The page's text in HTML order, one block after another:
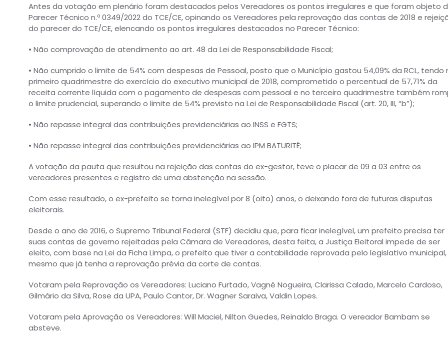
Antes da votação em plenário foram destacados pelos Vereadores os pontos irregulares e que foram objeto
Parecer Técnico n.º 0349/2022 do TCE/CE, opinando os Vereadores pela reprovação das contas de 2018 e
do parecer do TCE/CE, elencando os pontos irregulares destacados no Parecer Técnico:
• Não comprovação de atendimento ao art. 48 da Lei de Responsabilidade Fiscal;
• Não cumprido o limite de 54% com despesas de Pessoal, posto que o Município gastou 54,09% da RCL, tendo
primeiro quadrimestre do exercício do executivo municipal de 2018, comprometido o percentual de 57,71% da
receita corrente líquida com o pagamento de despesas com pessoal e no terceiro quadrimestre também
o limite prudencial, superando o limite de 54% previsto na Lei de Responsabilidade Fiscal (art. 20, III, “b”);
• Não repasse integral das contribuições previdenciárias ao INSS e FGTS;
• Não repasse integral das contribuições previdenciárias ao IPM BATURITÉ;
A votação da pauta que resultou na rejeição das contas do ex-gestor, teve o placar de 09 a 03 entre os
vereadores presentes e registro de uma abstenção na sessão.
Com esse resultado, o ex-prefeito se torna inelegível por 8 (oito) anos, o deixando fora de futuras disputas
eleitorais.
Desde o ano de 2016, o Supremo Tribunal Federal (STF) decidiu que, para ficar inelegível, um prefeito precisa ter
suas contas de governo rejeitadas pela Câmara de Vereadores, desta feita, a Justiça Eleitoral impede de ser
eleito, com base na Lei da Ficha Limpa, o prefeito que tiver a contabilidade reprovada pelo legislativo municipal,
mesmo que já tenha a reprovação prévia da corte de contas.
Votaram pela Reprovação os Vereadores: Luciano Furtado, Vagné Nogueira, Clarissa Calado, Marcelo Cardoso,
Gilmário da Silva, Rose da UPA, Paulo Cantor, Dr. Wagner Saraiva, Valdin Lopes.
Votaram pela Aprovação os Vereadores: Will Maciel, Nilton Guedes, Reinaldo Braga. O vereador Bambam se
absteve.